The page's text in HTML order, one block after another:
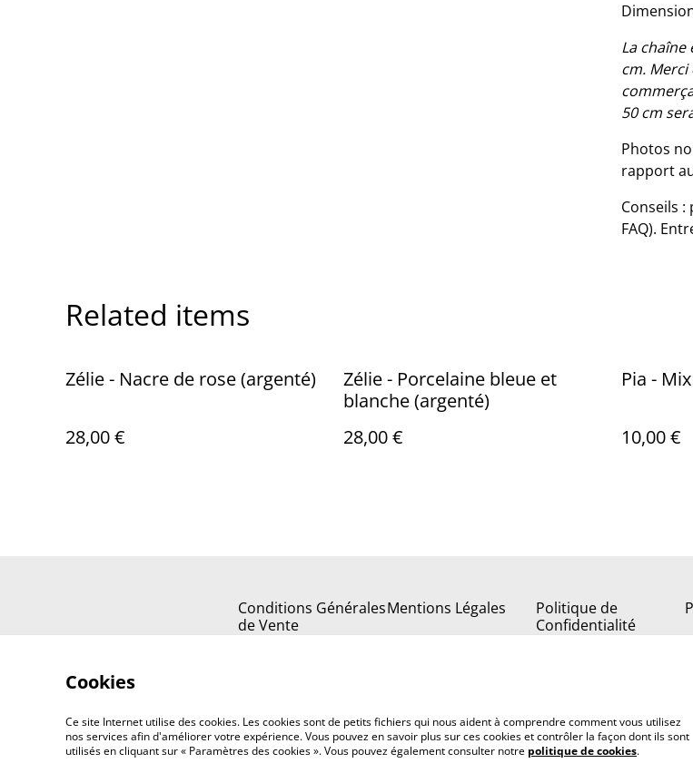
La
cm. Merci
50 cm
Photos
rapport
Conseils
FAQ).
Related items
Zélie - Nacre de rose (argenté)
28,00 €
Zélie - Porcelaine bleue et
blanche (argenté)
28,00 €
Pia -
10,00 €
Conditions Générales
de Vente
Mentions Légales
Politique de
Confidentialité
©2026 La Créacolorée
Cookies
Ce site Internet utilise des cookies. Les cookies sont de petits fichiers qui nous aident à comprendre comment vous utilisez
nos services afin d'améliorer votre expérience. Vous pouvez en savoir plus sur ces cookies et contrôler la façon dont ils sont
utilisés en cliquant sur « Paramètres des cookies ». Vous pouvez également consulter notre politique de cookies.